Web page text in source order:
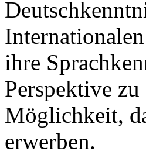
ihre
Perspektive
Möglichkeit,
erwerben.